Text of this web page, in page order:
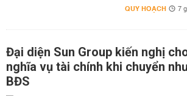
QUY HOẠCH 7
Đại diện Sun Group kiến nghị
nghĩa vụ tài chính khi chuyển
BĐS